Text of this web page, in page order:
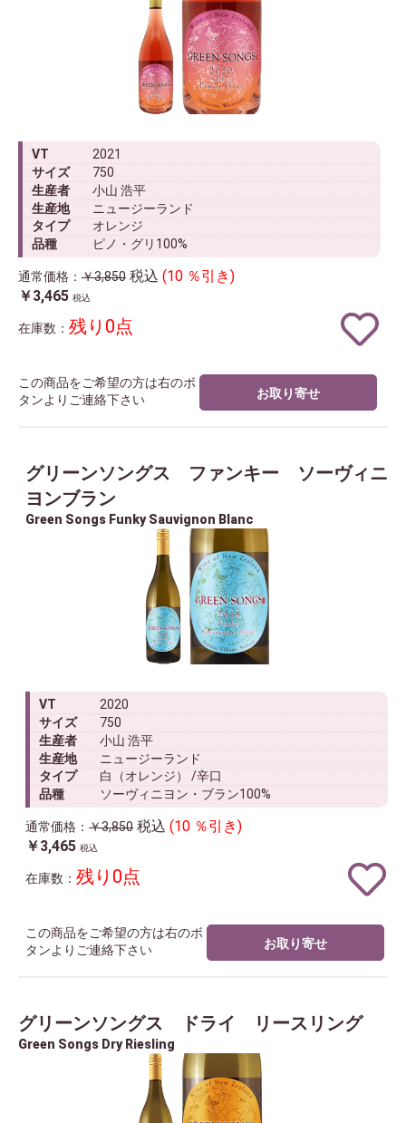
VT
2021
サイズ
750
生産者
小山 浩平
生産地
ニュージーランド
タイプ
オレンジ
品種
ピノ・グリ100%
通常価格： ￥3,850 税込 (10 ％引き)
￥3,465 税込
在庫数： 残り0点
この商品をご希望の方は右のボ
タンよりご連絡下さい
お取り寄せ
グリーンソングス ファンキー ソーヴィニ
ヨンブラン
Green Songs Funky Sauvignon Blanc
VT
2020
サイズ
750
生産者
小山 浩平
生産地
ニュージーランド
タイプ
白（オレンジ） /辛口
品種
ソーヴィニヨン・ブラン100%
通常価格： ￥3,850 税込 (10 ％引き)
￥3,465 税込
在庫数： 残り0点
この商品をご希望の方は右のボ
タンよりご連絡下さい
お取り寄せ
グリーンソングス ドライ リースリング
Green Songs Dry Riesling